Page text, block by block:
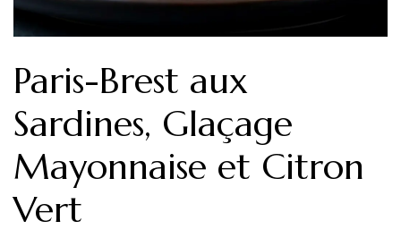
Paris-Brest aux
Sardines, Glaçage
Mayonnaise et Citron
Vert